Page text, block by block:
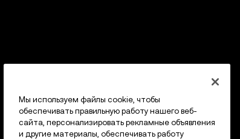
Мы используем файлы cookie, чтобы
обеспечивать правильную работу нашего веб-
сайта, персонализировать рекламные объявления
и другие материалы, обеспечивать работу